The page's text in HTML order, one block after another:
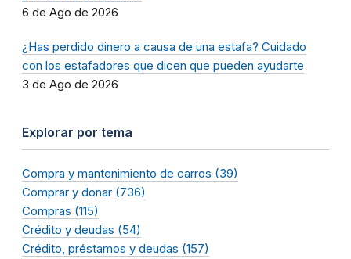
6 de Ago de 2026
¿Has perdido dinero a causa de una estafa? Cuidado
con los estafadores que dicen que pueden ayudarte
3 de Ago de 2026
Explorar por tema
Compra y mantenimiento de carros (39)
Comprar y donar (736)
Compras (115)
Crédito y deudas (54)
Crédito, préstamos y deudas (157)